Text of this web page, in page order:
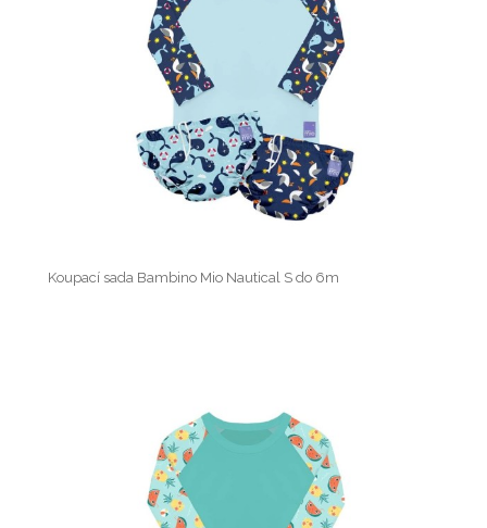
Koupací sada Bambino Mio Nautical S do 6m